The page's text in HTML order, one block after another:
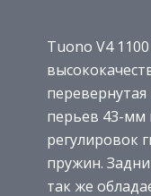
Tuono V4
перьев 43-
регулировок
пружин.
так же